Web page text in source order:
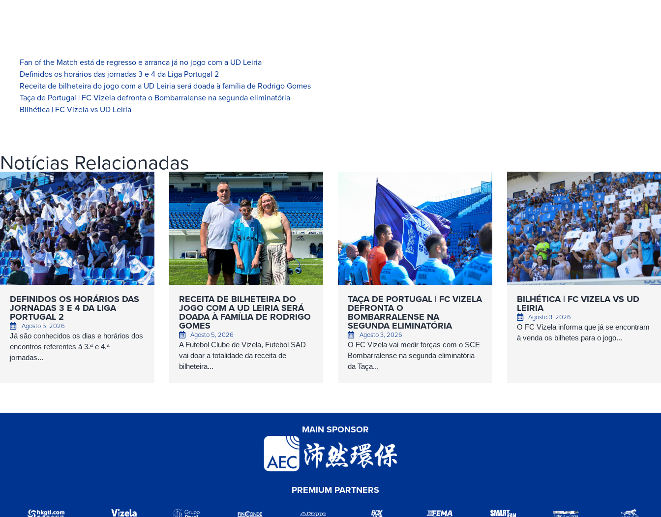
Fan of the Match está de regresso e arranca já no jogo com a UD Leiria
Definidos os horários das jornadas 3 e 4 da Liga Portugal 2
Receita de bilheteira do jogo com a UD Leiria será doada à família de Rodrigo Gomes
Taça de Portugal | FC Vizela defronta o Bombarralense na segunda eliminatória
Bilhética | FC Vizela vs UD Leiria
Notícias Relacionadas
DEFINIDOS OS HORÁRIOS DAS
JORNADAS 3 E 4 DA LIGA
PORTUGAL 2
Agosto 5, 2026
Já são conhecidos os dias e horários dos
encontros referentes à 3.ª e 4.ª
jornadas...
RECEITA DE BILHETEIRA DO
JOGO COM A UD LEIRIA SERÁ
DOADA À FAMÍLIA DE RODRIGO
GOMES
Agosto 5, 2026
A Futebol Clube de Vizela, Futebol SAD
vai doar a totalidade da receita de
bilheteira...
TAÇA DE PORTUGAL | FC VIZELA
DEFRONTA O
BOMBARRALENSE NA
SEGUNDA ELIMINATÓRIA
Agosto 3, 2026
O FC Vizela vai medir forças com o SCE
Bombarralense na segunda eliminatória
da Taça...
BILHÉTICA | FC VIZELA VS UD
LEIRIA
Agosto 3, 2026
O FC Vizela informa que já se encontram
à venda os bilhetes para o jogo...
MAIN SPONSOR
PREMIUM PARTNERS